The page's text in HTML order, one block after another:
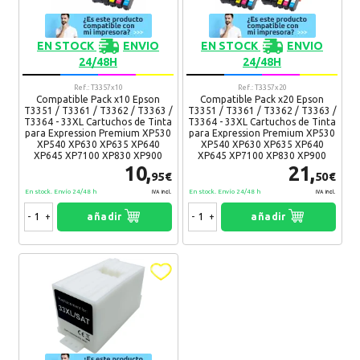
25. 05. 2021
Funcionan perfectamente, muy buena compra
Recomendaría su compra:
25. 05. 2021
Funcionan perfectamente, muy buena compra
Recomendaría su compra:Si
P. 25. 05. 2021
Funcionan perfectamente, muy buena compra
Recomendaría su compra:
Miguel Ángel 01. 10. 2019
EN STOCK
ENVIO
24/48H
Ref.: T3357x10
Compatible Pack x10 Epson
T3351 / T3361 / T3362 / T3363 /
T3364 - 33XL Cartuchos de Tinta
para Expression Premium XP530
XP540 XP630 XP635 XP640
XP645 XP7100 XP830 XP900
10,95€
IVA Incl.
En stock. Envío 24/48 h
- + añadir
EN STOCK
ENVIO
24/48H
Ref.: T3357x20
Compatible Pack x20 Epson
T3351 / T3361 / T3362 / T3363 /
T3364 - 33XL Cartuchos de Tinta
para Expression Premium XP530
XP540 XP630 XP635 XP640
XP645 XP7100 XP830 XP900
21,50€
IVA Incl.
En stock. Envío 24/48 h
- + añadir